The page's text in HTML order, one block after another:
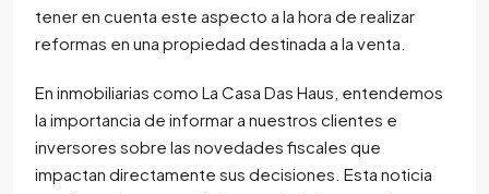
tener en cuenta este aspecto a la hora de realizar
reformas en una propiedad destinada a la venta.
En inmobiliarias como La Casa Das Haus, entendemos
la importancia de informar a nuestros clientes e
inversores sobre las novedades fiscales que
impactan directamente sus decisiones. Esta noticia